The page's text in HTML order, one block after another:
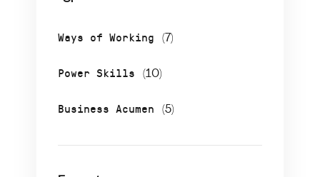
Ways of Working (7)
Power Skills (10)
Business Acumen (5)